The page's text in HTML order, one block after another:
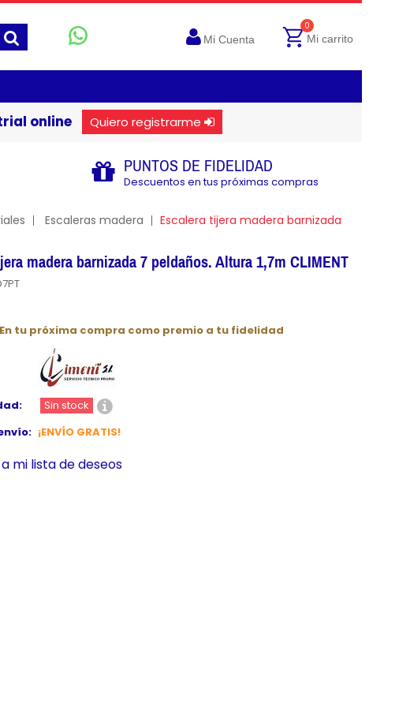
Mi Cuenta
0
Mi carrito
online Quiero registrarme
PUNTOS DE FIDELIDAD
Descuentos en tus próximas compras
Escaleras madera
Escalera tijera madera barnizada
madera barnizada 7 peldaños. Altura 1,7m CLIMENT
En tu próxima compra como premio a tu fidelidad
Sin stock
¡ENVÍO GRATIS!
mi lista de deseos